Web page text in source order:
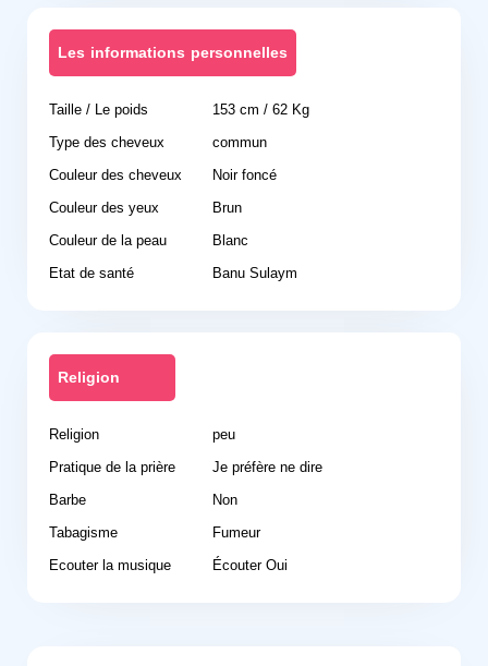
Les informations personnelles
Taille / Le poids
153 cm / 62 Kg
Type des cheveux
commun
Couleur des cheveux
Noir foncé
Couleur des yeux
Brun
Couleur de la peau
Blanc
Etat de santé
Banu Sulaym
Religion
Religion
peu
Pratique de la prière
Je préfère ne dire
Barbe
Non
Tabagisme
Fumeur
Ecouter la musique
Écouter Oui